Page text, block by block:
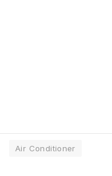
Air Conditioner